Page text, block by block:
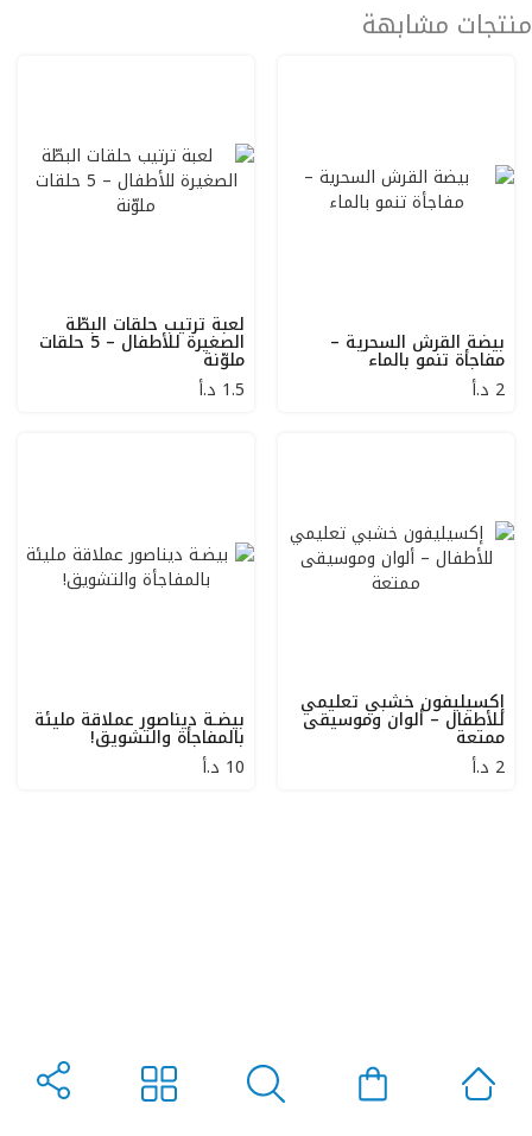
منتجات مشابهة
بيضة القرش السحرية –
مفاجأة تنمو بالماء
2 د.أ
لعبة ترتيب حلقات البطّة
الصغيرة للأطفال – 5 حلقات
ملوّنة
1.5 د.أ
إكسيليفون خشبي تعليمي
للأطفال – ألوان وموسيقى
ممتعة
2 د.أ
بيضـة ديناصور عملاقة مليئة
بالمفاجأة والتشويق!
10 د.أ